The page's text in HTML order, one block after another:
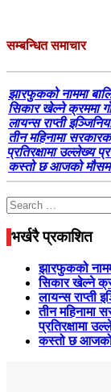
सम्बन्धित समाचार
झारफुकको नाममा
सिकार खेल्ने क्रममा
लायन्स राप्ती
तीन महिनामा
प्रतिरक्षामा उल्लेख्य
कस्तो छ आजको मौसम
Search
for:
भर्खरै प्रकाशित
झारफुकको
सिकार खेल्ने
लायन्स राप्ती
तीन महिनामा
प्रतिरक्षामा
कस्तो छ आजको